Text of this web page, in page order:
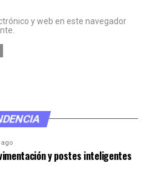
y web en este navegador
ago
y postes inteligentes